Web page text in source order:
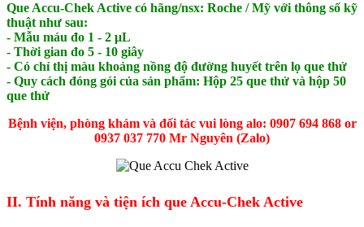
Que Accu-Chek Active có hãng/nsx: Roche / Mỹ với thông số kỹ
thuật như sau:
- Mẫu máu đo 1 - 2 μL
- Thời gian đo 5 - 10 giây
- Có chỉ thị màu khoảng nồng độ đường huyết trên lọ que thử
- Quy cách đóng gói của sản phẩm: Hộp 25 que thử và hộp 50
que thử
Bệnh viện, phòng khám và đối tác vui lòng alo: 0907 694 868 or
0937 037 770 Mr Nguyên (Zalo)
II. Tính năng và tiện ích que Accu-Chek Active